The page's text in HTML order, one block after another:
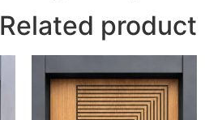
Related product